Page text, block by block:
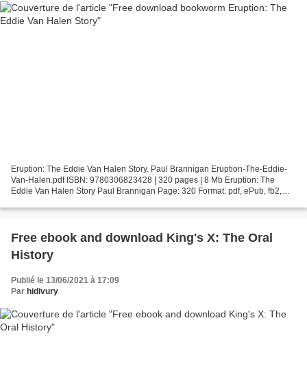
Eruption: The Eddie Van Halen Story. Paul Brannigan Eruption-The-Eddie-
Van-Halen.pdf ISBN: 9780306823428 | 320 pages | 8 Mb Eruption: The
Eddie Van Halen Story Paul Brannigan Page: 320 Format: pdf, ePub, fb2,
Free ebook and download King's X: The Oral
History
Publié le 13/06/2021 à 17:09
Par hidivury